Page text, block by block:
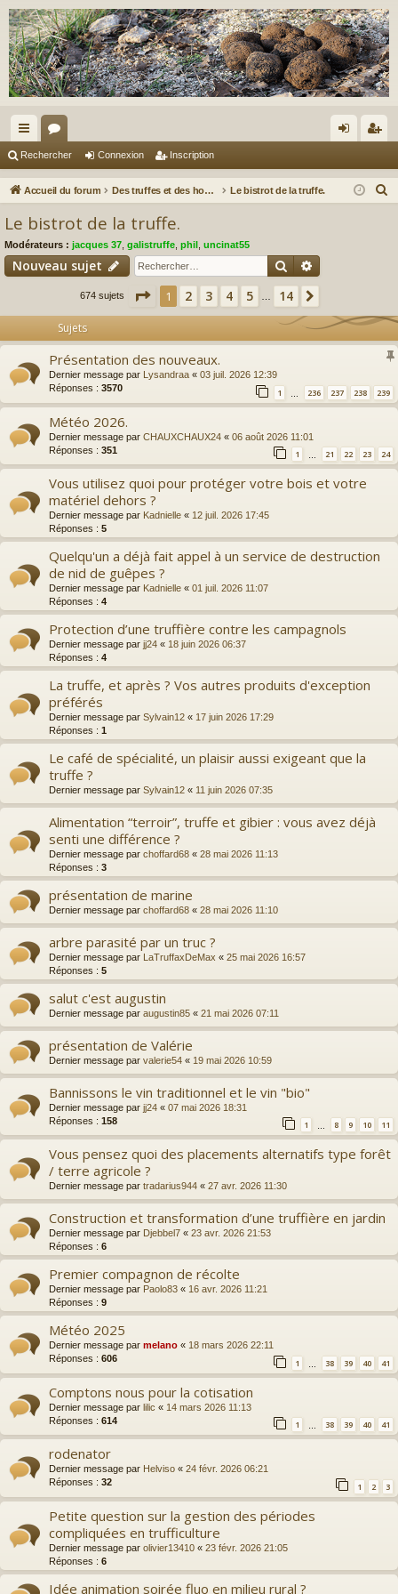
ac
co
s
or
u ne cri
Rechercher Connexion Inscription
Accueil du forum Des truffes et des hommes. Le bistrot de la truffe.
e
Le bistrot de la truffe.
Modérateurs : jacques 37 galistruffe phil uncinat55
Nouveau sujet Rechercher
674 sujets Page 1sur 14
1 2 3 4 5 14
Sujets
Présentation des nouveaux.
Dernier message par Lysandraa « 03 juil. 2026 12:39
Réponses : 3570 1 236 237 238 239
Météo 2026.
Dernier message par CHAUXCHAUX24 « 06 août 2026 11:01
Réponses : 351 1 21 22 23 24
Vous utilisez quoi pour protéger votre bois et votre
matériel dehors ?
Dernier message par Kadnielle « 12 juil. 2026 17:45
Réponses : 5
Quelqu'un a déjà fait appel à un service de destruction
de nid de guêpes ?
Dernier message par Kadnielle « 01 juil. 2026 11:07
Réponses : 4
Protection d’une truffière contre les campagnols
Dernier message par jj24 « 18 juin 2026 06:37
Réponses : 4
La truffe, et après ? Vos autres produits d'exception
préférés
Dernier message par Sylvain12 « 17 juin 2026 17:29
Réponses : 1
Le café de spécialité, un plaisir aussi exigeant que la
truffe ?
Dernier message par Sylvain12 « 11 juin 2026 07:35
Alimentation “terroir”, truffe et gibier : vous avez déjà
senti une différence ?
Dernier message par choffard68 « 28 mai 2026 11:13
Réponses : 3
présentation de marine
Dernier message par choffard68 « 28 mai 2026 11:10
arbre parasité par un truc ?
Dernier message par LaTruffaxDeMax « 25 mai 2026 16:57
Réponses : 5
salut c'est augustin
Dernier message par augustin85 « 21 mai 2026 07:11
présentation de Valérie
Dernier message par valerie54 « 19 mai 2026 10:59
Bannissons le vin traditionnel et le vin "bio"
Dernier message par jj24 « 07 mai 2026 18:31
Réponses : 158 1 … 8 9 10 11
Vous pensez quoi des placements alternatifs type forêt
/ terre agricole ?
Dernier message par tradarius944 « 27 avr. 2026 11:30
Construction et transformation d’une truffière en jardin
Dernier message par Djebbel7 « 23 avr. 2026 21:53
Réponses : 6
Premier compagnon de récolte
Dernier message par Paolo83 « 16 avr. 2026 11:21
Réponses : 9
Météo 2025
Dernier message par melano « 18 mars 2026 22:11
Réponses : 606 1 38 39 40 41
Comptons nous pour la cotisation
Dernier message par lilic « 14 mars 2026 11:13
Réponses : 614 1 … 38 39 40 41
rodenator
Dernier message par Helviso « 24 févr. 2026 06:21
Réponses : 32 1 2 3
Petite question sur la gestion des périodes
compliquées en trufficulture
Dernier message par olivier13410 « 23 févr. 2026 21:05
Réponses : 6
Idée animation soirée fluo en milieu rural ?